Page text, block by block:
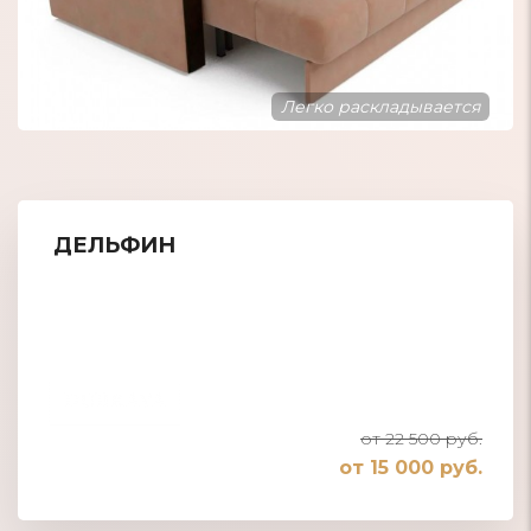
Большое спальное место
ДЕЛЬФИН
от 22 500 руб.
от 15 000 руб.